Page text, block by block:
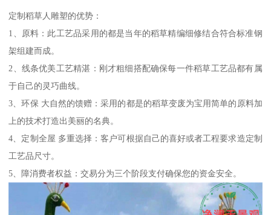
定制稻草人雕塑的优势：
1、原料：此工艺品采用的都是当年的稻草精编细修结合符合标准钢
架组建而成。
2、线条优美工艺精湛：刚才粗细搭配确保每一件稻草工艺品都有属
于自己的灵巧曲线。
3、环保 大自然的馈赠：采用的都是的稻草变废为宝用简单的原料加
上的技术打造出美丽的名典。
4、定制全屋 多重选择：客户可根据自己的喜好或者工程要求造定制
工艺品尺寸。
5、障消费者权益：交易分为三个阶段支付确保您的资金安全。